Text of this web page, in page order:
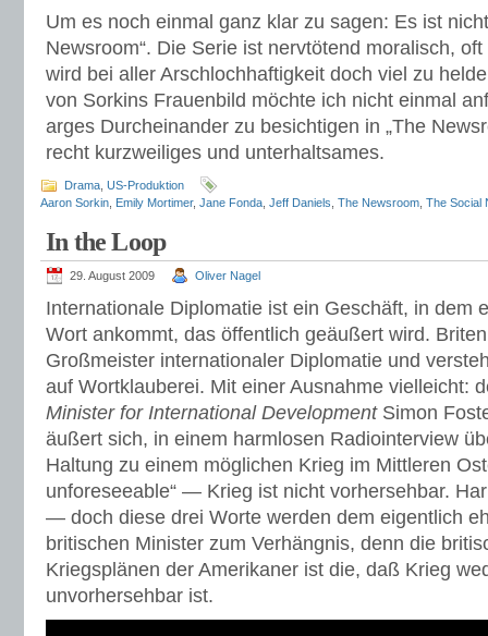
Um es noch einmal ganz klar zu sagen: Es ist
Newsroom“. Die Serie ist nervtötend moralisch,
wird bei aller Arschlochhaftigkeit doch viel zu
von Sorkins Frauenbild möchte ich nicht einmal
arges Durcheinander zu besichtigen in „The
recht kurzweiliges und unterhaltsames.
Drama US-Produktion
Aaron Sorkin Emily Mortimer, Jane Fonda Jeff Daniels The Newsroom The Social
In the Loop
29. August 2009 Oliver Nagel
Internationale Diplomatie ist ein Geschäft, in dem
Wort ankommt, das öffentlich geäußert wird.
Großmeister internationaler Diplomatie und
auf Wortklauberei. Mit einer Ausnahme vielleicht:
Minister for International DevelopmentSimon
äußert sich, in einem harmlosen Radiointerview
Haltung zu einem möglichen Krieg im Mittleren
unforeseeable“ — Krieg ist nicht vorhersehbar.
— doch diese drei Worte werden dem eigentlich
britischen Minister zum Verhängnis, denn die
Kriegsplänen der Amerikaner ist die, daß Krieg
unvorhersehbar ist.